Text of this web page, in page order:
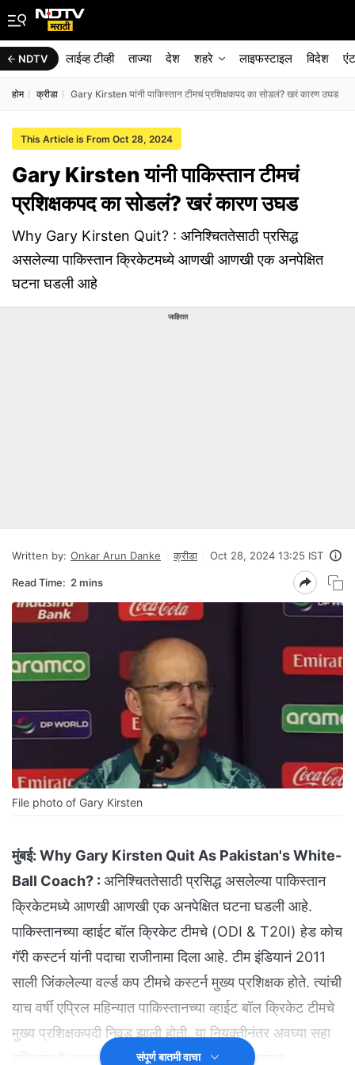
NDTV लाईव्ह टीव्ही ताज्या देश शहरे लाइफस्टाइल विदेश
होम क्रीडा Gary Kirsten यांनी पाकिस्तान टीमचं प्रशिक्षकपद का सोडलं? खरं कारण उघड
This Article is From Oct 28, 2024
Gary Kirsten यांनी पाकिस्तान टीमचं
प्रशिक्षकपद का सोडलं? खरं कारण उघड
Why Gary Kirsten Quit? : अनिश्चिततेसाठी प्रसिद्ध
असलेल्या पाकिस्तान क्रिकेटमध्ये आणखी आणखी एक अनपेक्षित
घटना घडली आहे
जाहिरात
Written by: Onkar Arun Danke क्रीडा Oct 28, 2024 13:25 IST
Read Time: 2 mins
File photo of Gary Kirsten
मुंबई: Why Gary Kirsten Quit As Pakistan's White-
Ball Coach? : अनिश्चिततेसाठी प्रसिद्ध असलेल्या पाकिस्तान
क्रिकेटमध्ये आणखी आणखी एक अनपेक्षित घटना घडली आहे.
पाकिस्तानच्या व्हाईट बॉल क्रिकेट टीमचे (ODI & T20I) हेड कोच
गॅरी कस्टर्न यांनी पदाचा राजीनामा दिला आहे. टीम इंडियानं 2011
साली जिंकलेल्या वर्ल्ड कप टीमचे कस्टर्न मुख्य प्रशिक्षक होते. त्यांची
याच वर्षी एप्रिल महिन्यात पाकिस्तानच्या व्हाईट बॉल क्रिकेट टीमचे
मुख्य प्रशिक्षकपदी निवड झाली होती. या नियुक्तीनंतर अवघ्या सहा
महिन्यांमध्ये कस्टर्न यांनी राजीनामा दिलाय. कस्टर्न यांच्या
संपूर्ण बातमी वाचा